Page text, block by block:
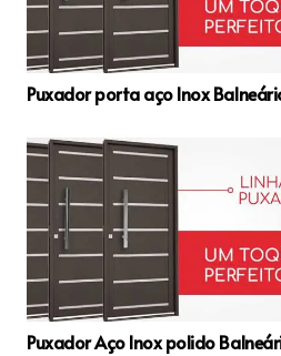
Puxador porta aço Inox
Puxador Aço Inox polido